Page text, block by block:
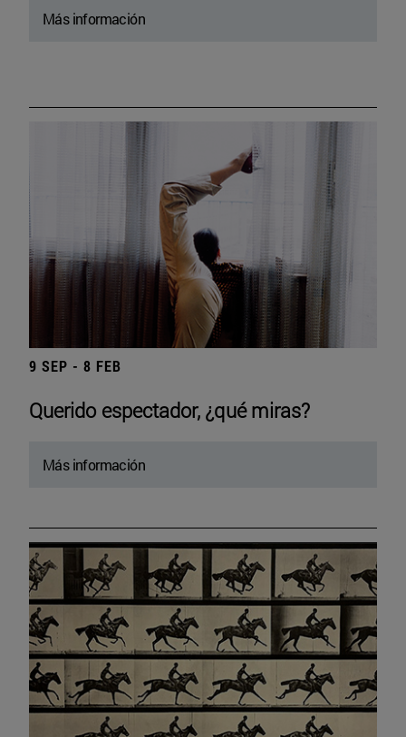
Más información
9 SEP - 8 FEB
Querido espectador, ¿qué miras?
Más información